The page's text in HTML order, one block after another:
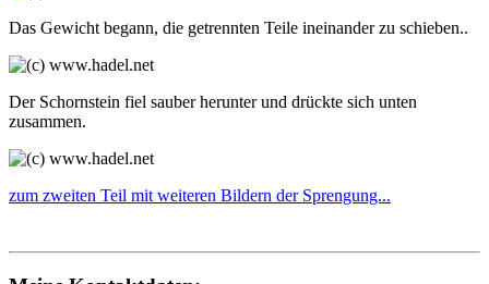
Das Gewicht begann, die getrennten Teile ineinander zu schieben..
Der Schornstein fiel sauber herunter und drückte sich unten
zusammen.
zum zweiten Teil mit weiteren Bildern der Sprengung...